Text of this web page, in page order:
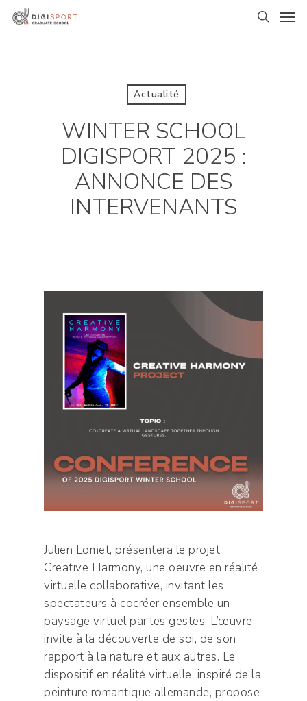
Skip
Actualité
WINTER SCHOOL
DIGISPORT 2025 :
ANNONCE DES
INTERVENANTS
Julien Lomet, présentera le projet
Creative Harmony, une oeuvre en réalité
virtuelle collaborative, invitant les
spectateurs à cocréer ensemble un
paysage virtuel par les gestes. L’œuvre
invite à la découverte de soi, de son
rapport à la nature et aux autres. Le
dispositif en réalité virtuelle, inspiré de la
peinture romantique allemande, propose